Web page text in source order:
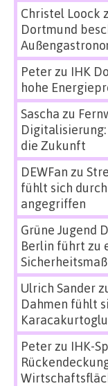
Christel Loock
Dortmund
Peterzu IHK
hohe
Sascha zu
die Zukunft
DEWFan zu
fühlt sich
angegriffen
Grüne Jugend
Berlin führt zu
Ulrich Sander
Dahmen fühlt
Peterzu IHK-